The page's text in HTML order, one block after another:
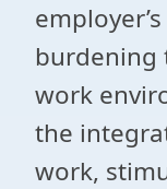
burdening
work
the
work,